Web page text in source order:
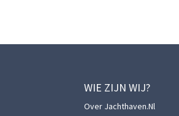
WIE ZIJN WIJ?
Over Jachthaven.nl